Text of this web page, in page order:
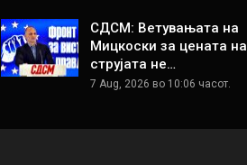
СДСМ: Ветувањата на
Мицкоски за цената на
струјата не…
7 Aug, 2026 во 10:06 часот.